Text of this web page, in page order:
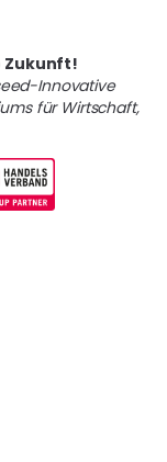
Zukunft!
Innovative
für Wirtschaft,